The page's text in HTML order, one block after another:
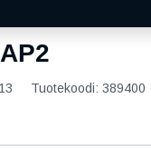
Tuotekoodi: 389400